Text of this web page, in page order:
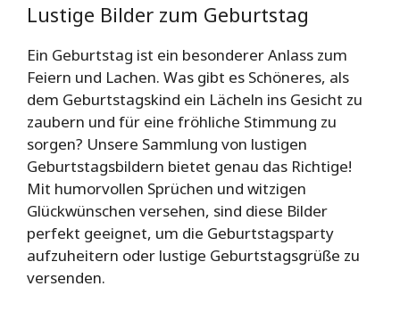
Lustige Bilder zum Geburtstag
Ein Geburtstag ist ein besonderer Anlass zum
Feiern und Lachen. Was gibt es Schöneres, als
dem Geburtstagskind ein Lächeln ins Gesicht zu
zaubern und für eine fröhliche Stimmung zu
sorgen? Unsere Sammlung von lustigen
Geburtstagsbildern bietet genau das Richtige!
Mit humorvollen Sprüchen und witzigen
Glückwünschen versehen, sind diese Bilder
perfekt geeignet, um die Geburtstagsparty
aufzuheitern oder lustige Geburtstagsgrüße zu
versenden.